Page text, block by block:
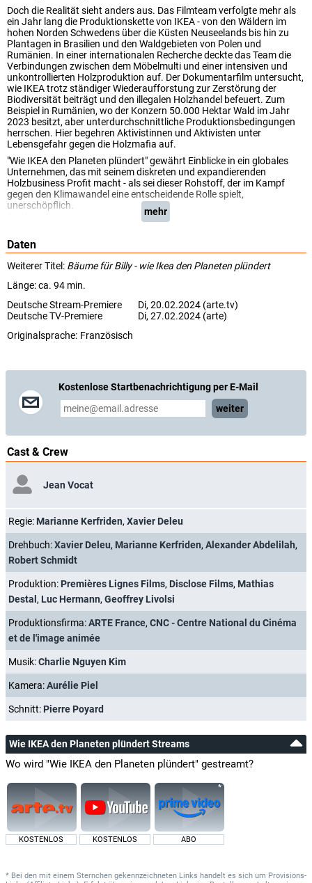
Doch die Realität sieht anders aus. Das Filmteam verfolgte mehr als
ein Jahr lang die Produktionskette von IKEA - von den Wäldern im
hohen Norden Schwedens über die Küsten Neuseelands bis hin zu
Plantagen in Brasilien und den Waldgebieten von Polen und
Rumänien. In einer internationalen Recherche deckte das Team die
Verbindungen zwischen dem Möbelmulti und einer intensiven und
unkontrollierten Holzproduktion auf. Der Dokumentarfilm untersucht,
wie IKEA trotz ständiger Wiederaufforstung zur Zerstörung der
Biodiversität beiträgt und den illegalen Holzhandel befeuert. Zum
Beispiel in Rumänien, wo der Konzern 50.000 Hektar Wald im Jahr
2023 besitzt, aber unterdurchschnittliche Produktionsbedingungen
herrschen. Hier begehren Aktivistinnen und Aktivisten unter
Lebensgefahr gegen die Holzmafia auf.
"Wie IKEA den Planeten plündert" gewährt Einblicke in ein globales
Unternehmen, das mit seinem diskreten und expandierenden
Holzbusiness Profit macht - als sei dieser Rohstoff, der im Kampf
gegen den Klimawandel eine entscheidende Rolle spielt,
unerschöpflich.
mehr
Daten
Weiterer Titel: Bäume für Billy - wie Ikea den Planeten plündert
Länge: ca. 94 min.
Deutsche Stream-Premiere
Di, 20.02.2024 (arte.tv)
Deutsche TV-Premiere
Di, 27.02.2024 (arte)
Originalsprache: Französisch
Kostenlose Startbenachrichtigung per E-Mail
weiter
Cast & Crew
Jean Vocat
Regie: Marianne Kerfriden, Xavier Deleu
Drehbuch:Xavier Deleu, Marianne Kerfriden, Alexander Abdelilah,
Robert Schmidt
Produktion: Premières Lignes Films, Disclose Films, Mathias
Destal , Luc Hermann, Geoffrey Livolsi
Produktionsfirma:ARTE France, CNC - Centre National du Cinéma
et de l'image animée
Musik:Charlie Nguyen Kim
Kamera:Aurélie Piel
Schnitt: Pierre Poyard
Wie IKEA den Planeten plündert Streams
Wo wird "Wie IKEA den Planeten plündert" gestreamt?
KOSTENLOS KOSTENLOS ABO
* Bei den mit einem Sternchen gekennzeichneten Links handelt es sich um Provisions-